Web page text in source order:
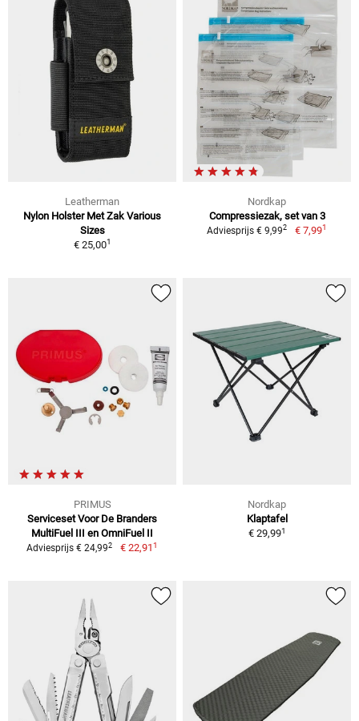
Leatherman
Nylon Holster Met Zak Various
Sizes
€ 25,001
Nordkap
Compressiezak, set van 3
Adviesprijs € 9,992 € 7,991
PRIMUS
Serviceset Voor De Branders
MultiFuel III en OmniFuel II
Adviesprijs € 24,992 € 22,911
Nordkap
Klaptafel
€ 29,991